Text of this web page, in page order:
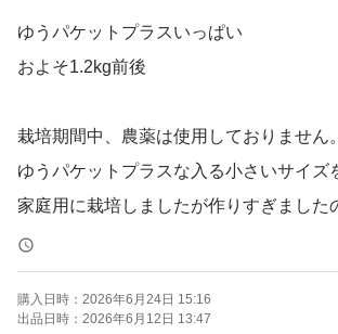
ゆうパケットプラスいっぱい
およそ1.2kg前後
栽培期間中、農薬は使用しておりません。
ゆうパケットプラスな入る小さいサイズ
家庭用に栽培しましたが作りすぎました
レッドムーンは皮が赤く、中はさつまい
しているじゃがいもです。ねっとりとし
購入日時： 2026年6月24日 15:16
出品日時： 2026年6月12日 13:47